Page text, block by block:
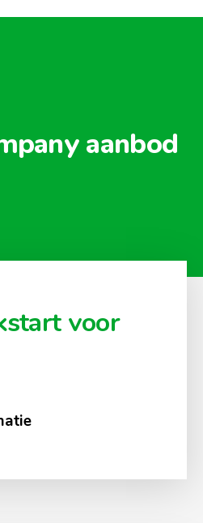
aanbod
voor